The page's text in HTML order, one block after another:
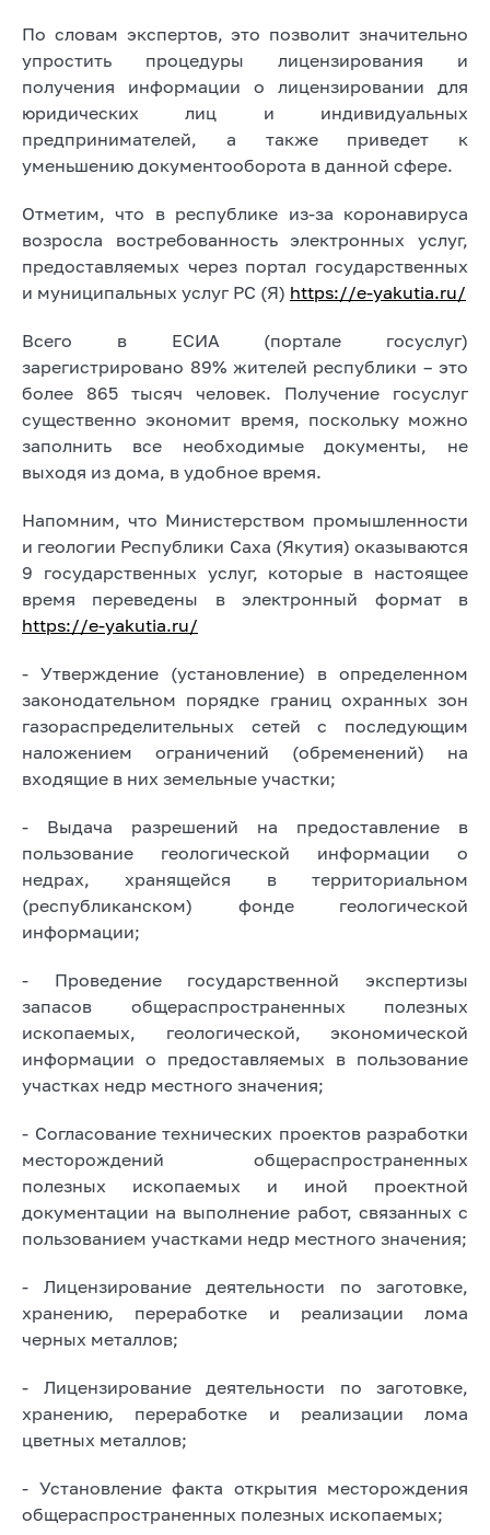
По словам экспертов, это позволит значительно
упростить процедуры лицензирования и
получения информации о лицензировании для
юридических лиц и индивидуальных
предпринимателей, а также приведет к
уменьшению документооборота в данной сфере.
Отметим, что в республике из-за коронавируса
возросла востребованность электронных услуг,
предоставляемых через портал государственных
и муниципальных услуг РС (Я) https://e-yakutia.ru/
Всего в ЕСИА (портале госуслуг)
зарегистрировано 89% жителей республики – это
более 865 тысяч человек. Получение госуслуг
существенно экономит время, поскольку можно
заполнить все необходимые документы, не
выходя из дома, в удобное время.
Напомним, что Министерством промышленности
и геологии Республики Саха (Якутия) оказываются
9 государственных услуг, которые в настоящее
время переведены в электронный формат в
https://e-yakutia.ru/
- Утверждение (установление) в определенном
законодательном порядке границ охранных зон
газораспределительных сетей с последующим
наложением ограничений (обременений) на
входящие в них земельные участки;
- Выдача разрешений на предоставление в
пользование геологической информации о
недрах, хранящейся в территориальном
(республиканском) фонде геологической
информации;
- Проведение государственной экспертизы
запасов общераспространенных полезных
ископаемых, геологической, экономической
информации о предоставляемых в пользование
участках недр местного значения;
- Согласование технических проектов разработки
месторождений общераспространенных
полезных ископаемых и иной проектной
документации на выполнение работ, связанных с
пользованием участками недр местного значения;
- Лицензирование деятельности по заготовке,
хранению, переработке и реализации лома
черных металлов;
- Лицензирование деятельности по заготовке,
хранению, переработке и реализации лома
цветных металлов;
- Установление факта открытия месторождения
общераспространенных полезных ископаемых;